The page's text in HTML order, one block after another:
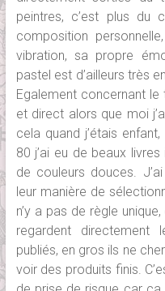
peintres, c’est plus du
composition
vibration, sa propre
pastel est d’ailleurs très
Egalement concernant
et direct alors que moi
cela quand j’étais
80 j’ai eu de beaux
de couleurs douces.
leur manière de
n’y a pas de règle
regardent directement
publiés, en gros ils ne
voir des produits finis.